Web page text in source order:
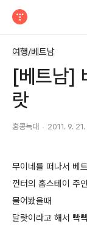
여행/베트남
[베트남]
랏
홍콩늑대 2011. 9.
무이네를 떠나서 베
껀터의 홈스테이 주
물어봤을때
달랏이라고 해서 빡